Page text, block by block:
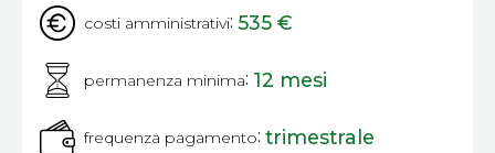
costi amministrativi: 535 €
permanenza minima: 12 mesi
frequenza pagamento: trimestrale